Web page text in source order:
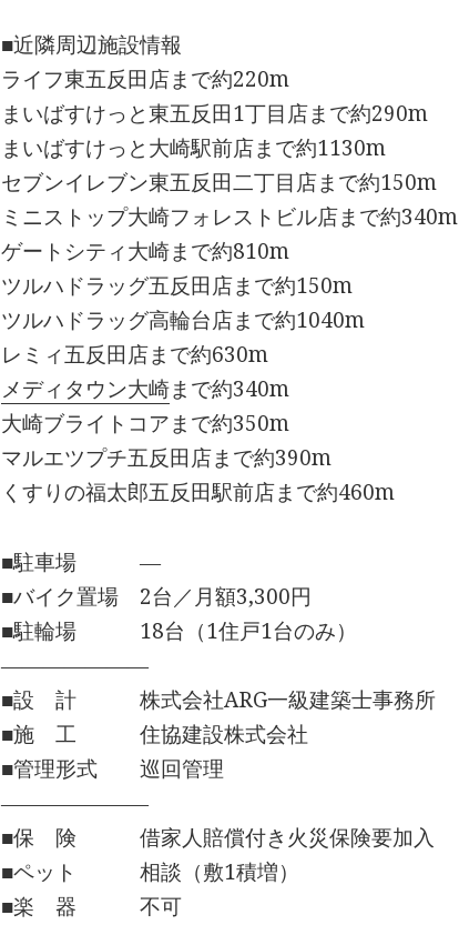
■近隣周辺施設情報
ライフ東五反田店まで約220m
まいばすけっと東五反田1丁目店まで約290m
まいばすけっと大崎駅前店まで約1130m
セブンイレブン東五反田二丁目店まで約150m
ミニストップ大崎フォレストビル店まで約340m
ゲートシティ大崎まで約810m
ツルハドラッグ五反田店まで約150m
ツルハドラッグ高輪台店まで約1040m
レミィ五反田店まで約630m
メディタウン大崎まで約340m
大崎ブライトコアまで約350m
マルエツプチ五反田店まで約390m
くすりの福太郎五反田駅前店まで約460m
■駐車場 ―
■バイク置場 2台／月額3,300円
■駐輪場 18台（1住戸1台のみ）
―――――――
■設 計 株式会社ARG一級建築士事務所
■施 工 住協建設株式会社
■管理形式 巡回管理
―――――――
■保 険 借家人賠償付き火災保険要加入
■ペット 相談（敷1積増）
■楽 器 不可